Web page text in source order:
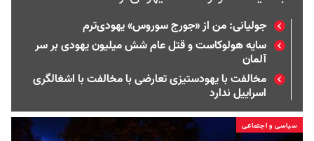
جولیانی: من از «جورج سوروس» یهودی‌ترم
سایه هولوکاست و قتل عام شش میلیون یهودی بر سر
آلمان
مخالفت با یهودستیزی تعارضی با مخالفت با اشغا‌لگری
اسراییل ندارد
سیاسی و اجتماعی